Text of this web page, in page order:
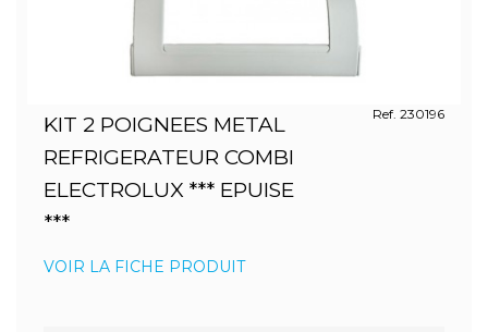
KIT 2 POIGNEES METAL
REFRIGERATEUR COMBI
ELECTROLUX *** EPUISE
***
Ref. 230196
VOIR LA FICHE PRODUIT